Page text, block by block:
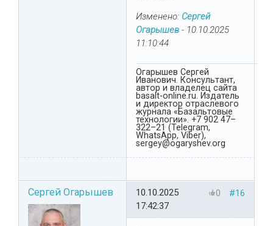
Изменено: Сергей
Огарышев - 10.10.2025
11:10:44
Огарышев Сергей
Иванович. Консультант,
автор и владелец сайта
basalt-online.ru. Издатель
и директор отраслевого
журнала «Базальтовые
технологии». +7 902 47–
322–21 (Telegram,
WhatsApp, Viber),
sergey@ogaryshev.org
Сергей Огарышев #16
0
10.10.2025
17:42:37